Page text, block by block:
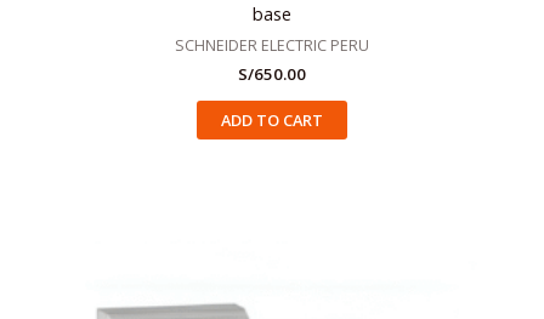
base
SCHNEIDER ELECTRIC PERU
S/650.00
ADD TO CART